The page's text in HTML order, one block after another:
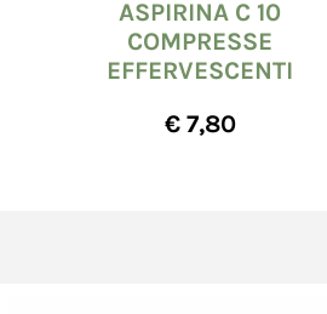
ASPIRINA C 10
COMPRESSE
EFFERVESCENTI
€ 7,80